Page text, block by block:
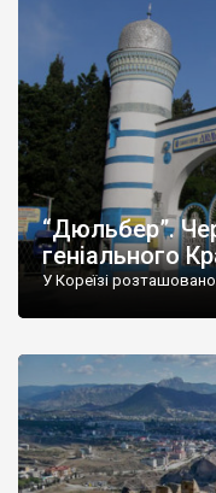
“Дюльбер”.
геніального
У Кореїзі